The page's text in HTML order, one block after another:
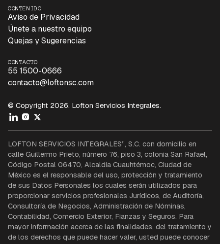
CONTENIDO
Aviso de Privacidad
Únete a nuestro equipo
Quejas y Sugerencias
CONTACTO
55 1500-0666
contacto@loftonsc.com
© Copyright 2026. Lofton Servicios Integrales.
LOFTON SERVICIOS INTEGRALES”, S.C. con domicilio en
calle Guillermo Prieto, número 76, piso 3, colonia San Rafael,
Código Postal 06470, Alcaldía Cuauhtémoc, Ciudad de
México es el responsable del uso, protección y tratamiento
de sus Datos Personales los cuales serán utilizados para
proporcionar servicios profesionales Jurídicos, de Auditoría,
Consultoría de Negocios, Administración de Nóminas,
Contabilidad, Comercio Exterior, Fianzas y Seguros. Para
mayor información acerca de las finalidades, del tratamiento y
de los derechos que puede hacer valer, usted puede conocer